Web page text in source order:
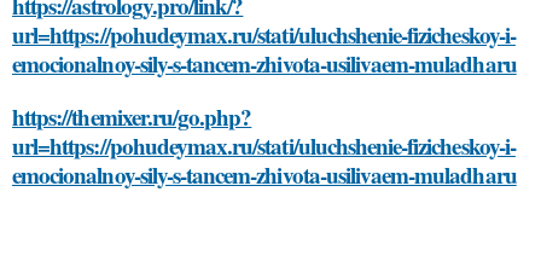
url=https://pohudeymax.ru/stati/uluchshenie-fizicheskoy-i-
emocionalnoy-sily-s-tancem-zhivota-usilivaem-muladharu
https://themixer.ru/go.php?
url=https://pohudeymax.ru/stati/uluchshenie-fizicheskoy-i-
emocionalnoy-sily-s-tancem-zhivota-usilivaem-muladharu